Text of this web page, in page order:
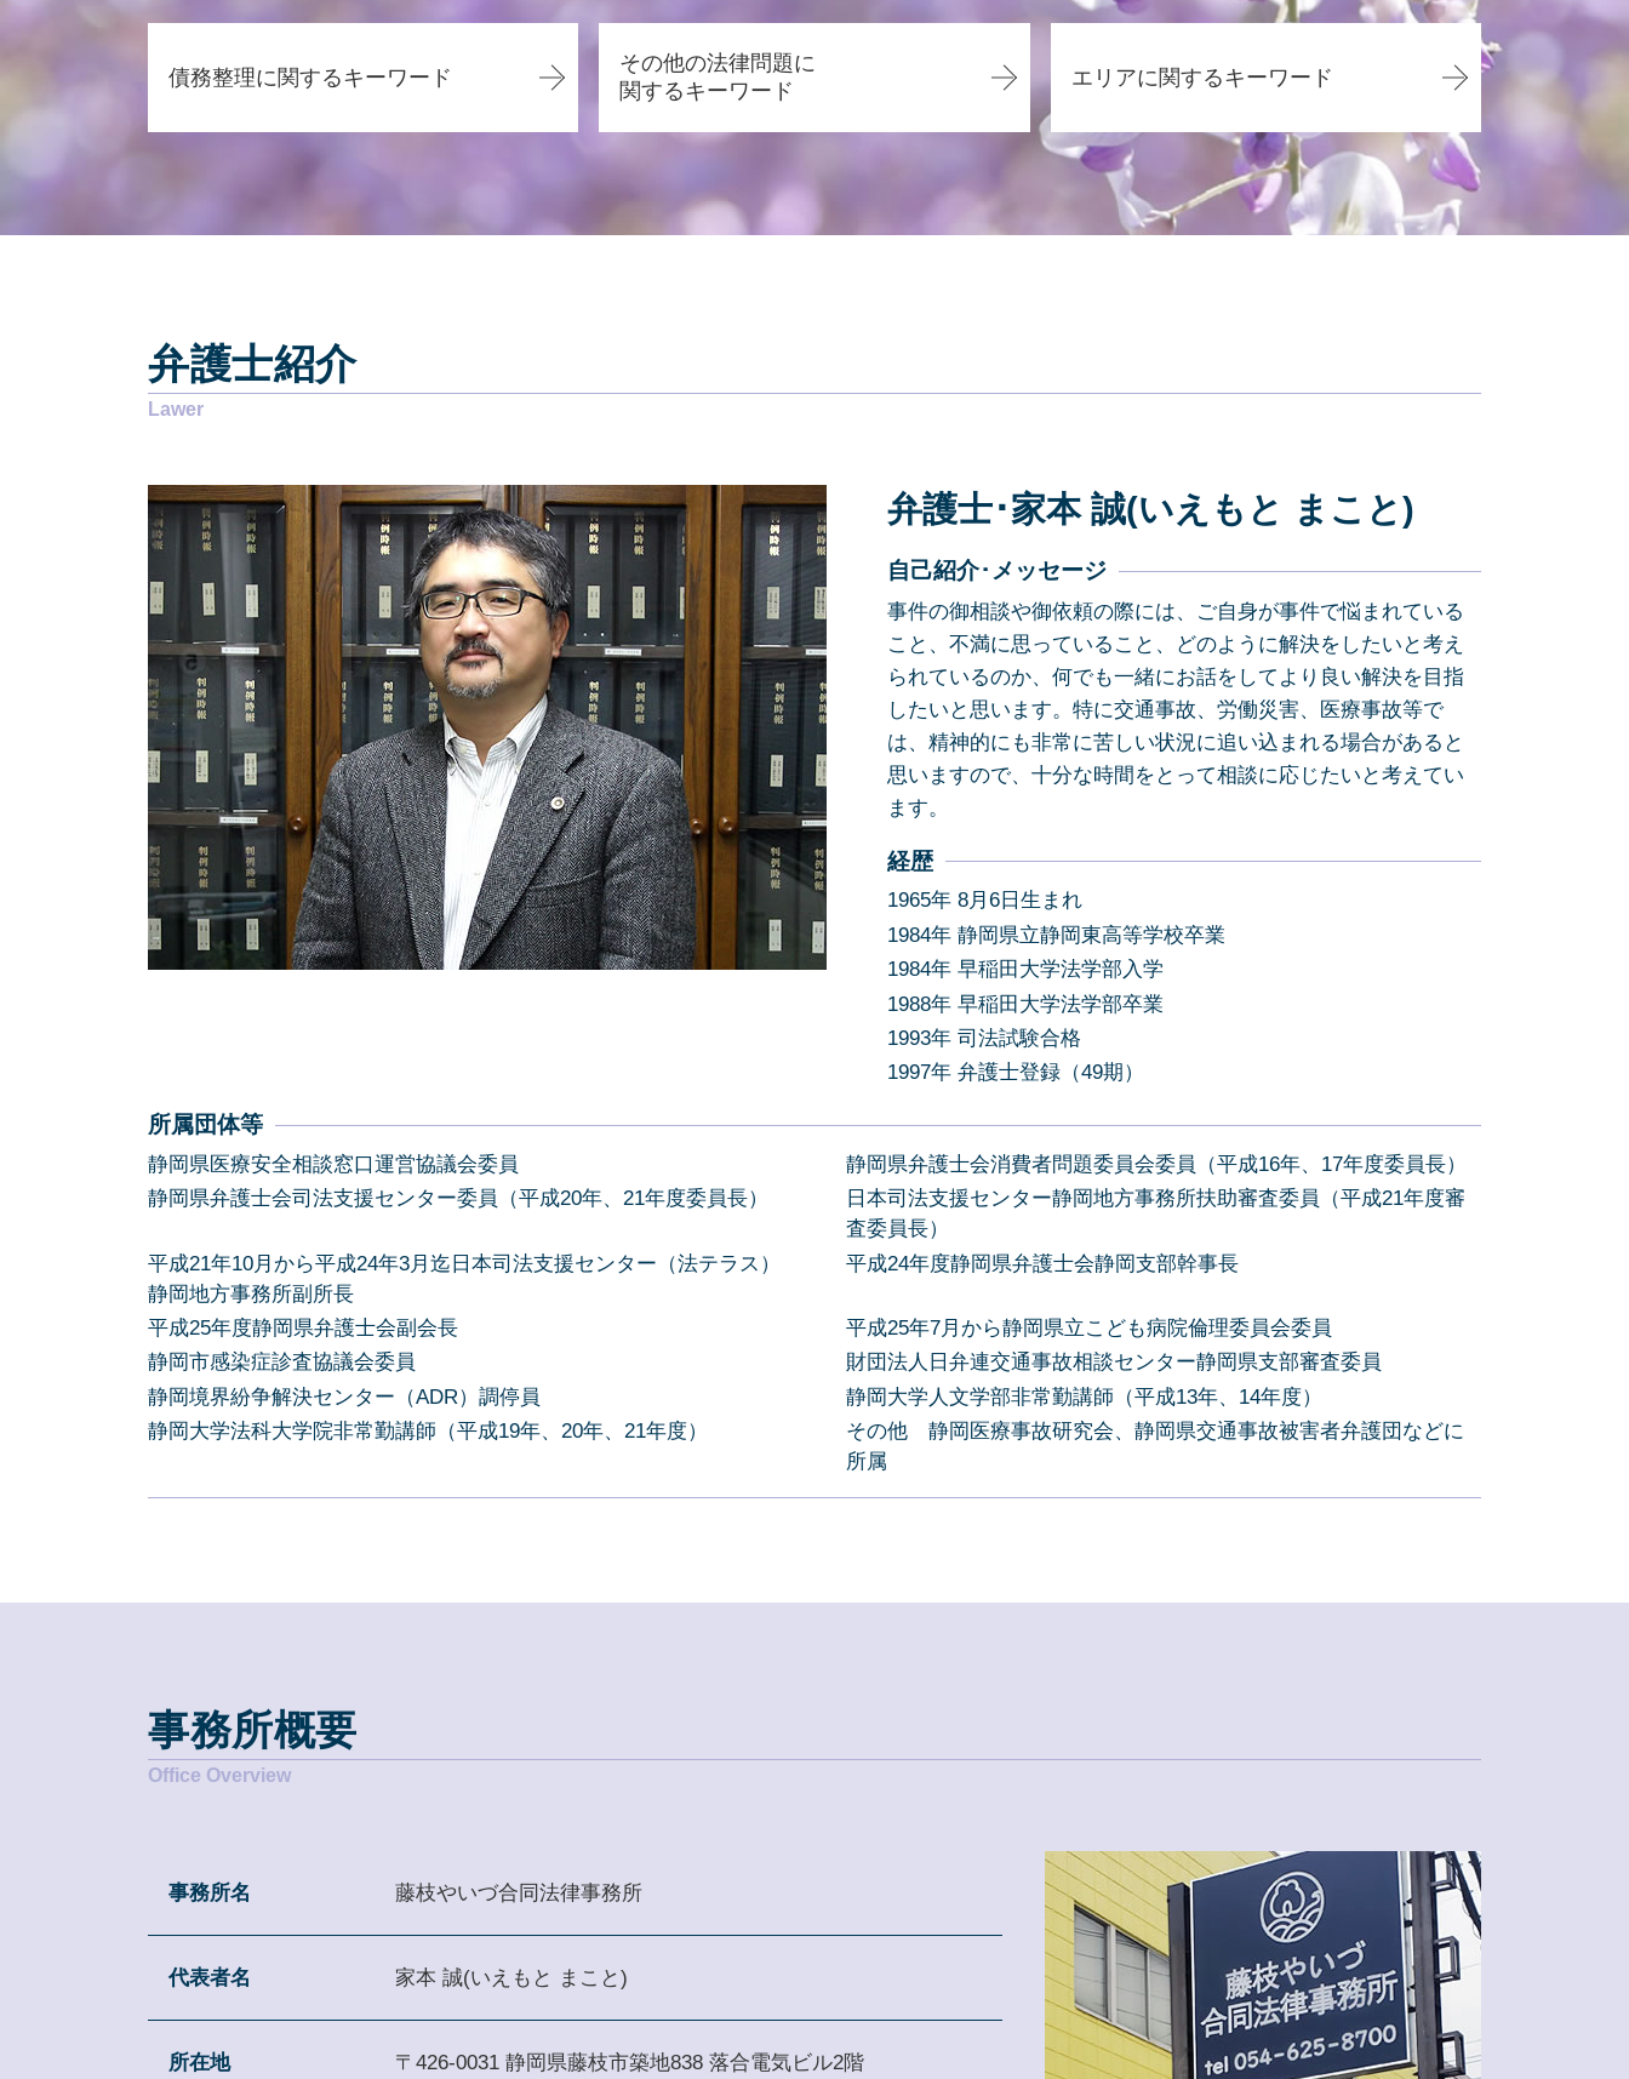
相続 口約束
代襲相続人
相続 法律
代襲相続 どこまで
成年後見
相続 遺言書
遺留分 とは
遺留分 請求期限
相続 手続き 代行
相続 手続き 期限
相続 調停
交通事故 損害賠償
交通事故 後遺症 脳
交通事故 休業補償
交通事故 過失割合
交通事故 過失割合 8対2
過失割合とは
交通事故 弁護士 デメリット
交通事故証明書 後日
駐車場 事故 過失割合
交通事故 後遺障害
歩行者 飛び出し 過失割合
顧問弁護士 メリット
企業法務 年収
会社 顧問弁護士 個人相談
企業法務 弁護士
企業法務 事務所
企業法務 勉強
債務整理に関するキーワード
債務整理とは デメリット
過払い金返還請求 時効
債務整理とは 個人
債務整理 弁護士 安い
自己破産とは
過払い金請求 時効
個人再生とは
過払い金とは クレジットカード
個人再生 費用 期間
自己破産 流れ 期間
個人再生 失敗
債務整理 弁護士 おすすめ
その他の法律問題に
関するキーワード
賃貸借契約 錯誤無効
労働問題 弁護士
離婚 慰謝料 理由
離婚 相手が応じない
離婚 慰謝料 払わない
離婚 性格の不一致
賃貸借契約 解除 正当事由
悪徳商法 弁護士
賃貸借契約 債務不履行
離婚 裁判
エリアに関するキーワード
相続 静岡県
その他の法律問題 静岡県
企業法務 焼津市
企業法務 島田市
相続 藤枝市
債務整理 島田市
債務整理 静岡市
交通事故 島田市
交通事故 藤枝市
交通事故 焼津市
相続 焼津市
弁護士紹介
弁護士･家本 誠(いえもと まこと)
自己紹介･メッセージ
事件の御相談や御依頼の際には、ご自身が事件で悩まれている
こと、不満に思っていること、どのように解決をしたいと考え
られているのか、何でも一緒にお話をしてより良い解決を目指
したいと思います。特に交通事故、労働災害、医療事故等で
は、精神的にも非常に苦しい状況に追い込まれる場合があると
思いますので、十分な時間をとって相談に応じたいと考えてい
ます。
経歴
1965年 8月6日生まれ
1984年 静岡県立静岡東高等学校卒業
1984年 早稲田大学法学部入学
1988年 早稲田大学法学部卒業
1993年 司法試験合格
1997年 弁護士登録（49期）
所属団体等
静岡県医療安全相談窓口運営協議会委員
静岡県弁護士会消費者問題委員会委員（平成16年、17年度委員長）
静岡県弁護士会司法支援センター委員（平成20年、21年度委員長）
日本司法支援センター静岡地方事務所扶助審査委員（平成21年度審
査委員長）
平成21年10月から平成24年3月迄日本司法支援センター（法テラス）
静岡地方事務所副所長
平成24年度静岡県弁護士会静岡支部幹事長
平成25年度静岡県弁護士会副会長
平成25年7月から静岡県立こども病院倫理委員会委員
静岡市感染症診査協議会委員
財団法人日弁連交通事故相談センター静岡県支部審査委員
静岡境界紛争解決センター（ADR）調停員
静岡大学人文学部非常勤講師（平成13年、14年度）
静岡大学法科大学院非常勤講師（平成19年、20年、21年度）
その他 静岡医療事故研究会、静岡県交通事故被害者弁護団などに
所属
事務所概要
事務所名 藤枝やいづ合同法律事務所
代表者名 家本 誠(いえもと まこと)
所在地 〒426-0031 静岡県藤枝市築地838 落合電気ビル2階